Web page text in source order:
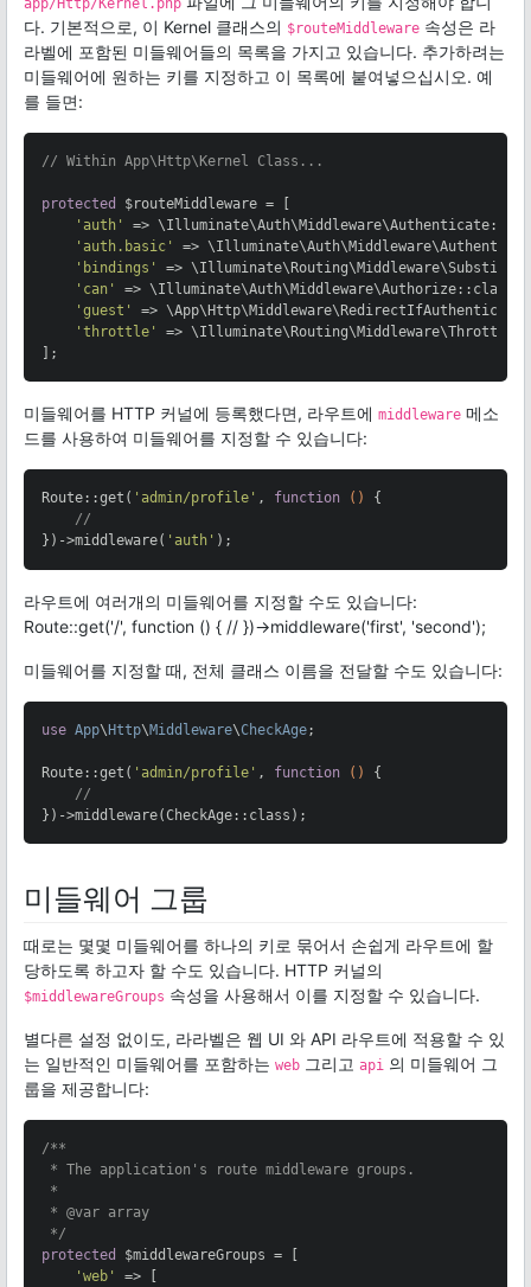
app/Http/Kernel.php
다. 기본적으로, 이 Kernel 클래스의 $routeMiddleware 속성은 라
라벨에 포함된 미들웨어들의 목록을 가지고 있습니다. 추가하려는
미들웨어에 원하는 키를 지정하고 이 목록에 붙여넣으십시오. 예
를 들면:
// Within App\Http\Kernel Class...
protected
$routeMiddleware = [
'auth'
=>
'auth.basic'
=>
'bindings'
=>
'can'
=> \Illuminate\Auth\Middleware\Authorize::class,
'guest'
=>
'throttle'
=>
];
미들웨어를 HTTP 커널에 등록했다면, 라우트에 middleware 메소
드를 사용하여 미들웨어를 지정할 수 있습니다:
Route::get( 'admin/profile' , function ()
{
//
})->middleware( 'auth' );
라우트에 여러개의 미들웨어를 지정할 수도 있습니다:
Route::get('/', function () { // })->middleware('first', 'second');
미들웨어를 지정할 때, 전체 클래스 이름을 전달할 수도 있습니다:
use App\Http\Middleware\CheckAge ;
Route::get( 'admin/profile' , function ()
{
//
})->middleware(CheckAge::class);
미들웨어 그룹
때로는 몇몇 미들웨어를 하나의 키로 묶어서 손쉽게 라우트에 할
당하도록 하고자 할 수도 있습니다. HTTP 커널의
$middlewareGroups 속성을 사용해서 이를 지정할 수 있습니다.
별다른 설정 없이도, 라라벨은 웹 UI 와 API 라우트에 적용할 수 있
는 일반적인 미들웨어를 포함하는 web 그리고 api 의 미들웨어 그
룹을 제공합니다:
/**
* The application's route middleware groups.
*
* @var array
*/
protected
$middlewareGroups = [
'web'
=> [